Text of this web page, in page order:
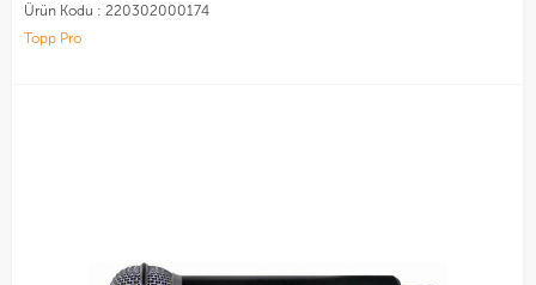
Ürün Kodu : 220302000174
Topp Pro